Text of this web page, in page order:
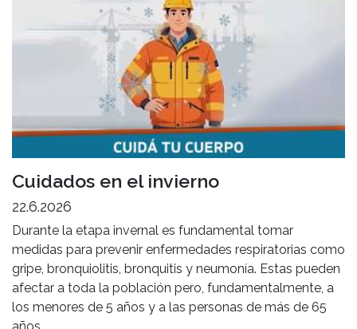
Cuidados en el invierno
22.6.2026
Durante la etapa invernal es fundamental tomar
medidas para prevenir enfermedades respiratorias como
gripe, bronquiolitis, bronquitis y neumonía. Estas pueden
afectar a toda la población pero, fundamentalmente, a
los menores de 5 años y a las personas de más de 65